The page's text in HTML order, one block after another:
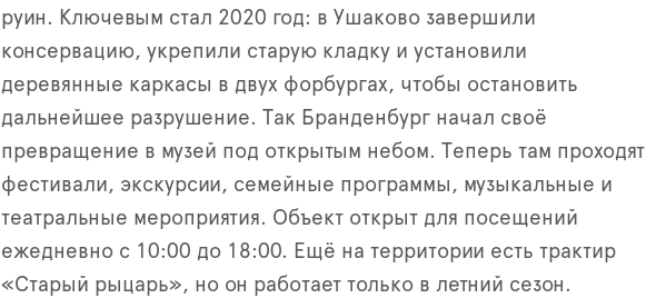
руин. Ключевым стал 2020 год: в Ушаково завершили
консервацию, укрепили старую кладку и установили
деревянные каркасы в двух форбургах, чтобы остановить
дальнейшее разрушение. Так Бранденбург начал своё
превращение в музей под открытым небом. Теперь там проходят
фестивали, экскурсии, семейные программы, музыкальные и
театральные мероприятия. Объект открыт для посещений
ежедневно с 10:00 до 18:00. Ещё на территории есть трактир
«Старый рыцарь», но он работает только в летний сезон.